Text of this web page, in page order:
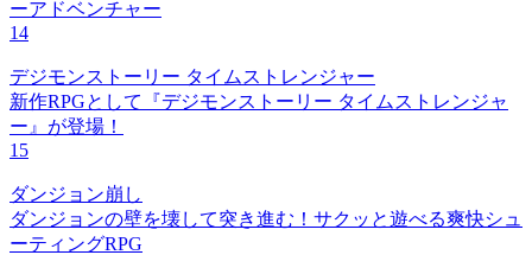
ーアドベンチャー
14
デジモンストーリー タイムストレンジャー
新作RPGとして『デジモンストーリー タイムストレンジャ
ー』が登場！
15
ダンジョン崩し
ダンジョンの壁を壊して突き進む！サクッと遊べる爽快シュ
ーティングRPG